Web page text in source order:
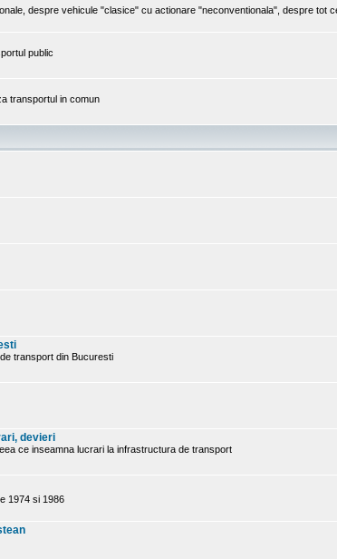
despre vehicule "clasice" cu actionare "neconventionala", despre tot
public
transportul in comun
transport din Bucuresti
devieri
ce inseamna lucrari la infrastructura de transport
1974 si 1986